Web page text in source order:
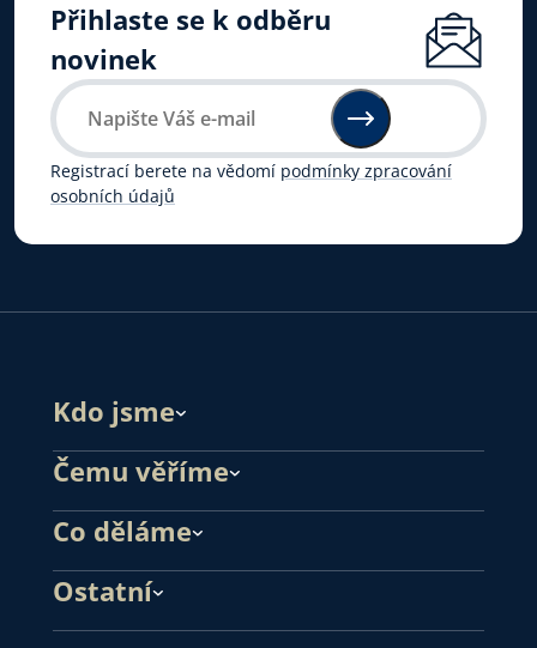
Přihlaste se k odběru
novinek
Registrací berete na vědomí podmínky zpracování
osobních údajů
Kdo jsme
Čemu věříme
Co děláme
Ostatní